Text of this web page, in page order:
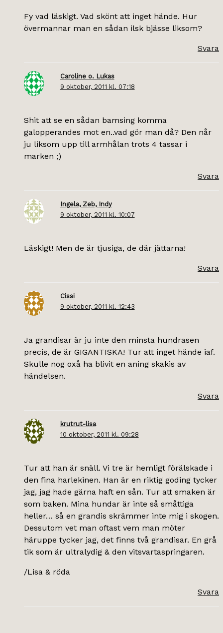
Fy vad läskigt. Vad skönt att inget hände. Hur
övermannar man en sådan ilsk bjässe liksom?
Svara
Caroline o. Lukas
9 oktober, 2011 kl. 07:18
Shit att se en sådan bamsing komma
galopperandes mot en..vad gör man då? Den når
ju liksom upp till armhålan trots 4 tassar i
marken ;)
Svara
Ingela, Zeb, Indy
9 oktober, 2011 kl. 10:07
Läskigt! Men de är tjusiga, de där jättarna!
Svara
Cissi
9 oktober, 2011 kl. 12:43
Ja grandisar är ju inte den minsta hundrasen
precis, de är GIGANTISKA! Tur att inget hände iaf.
Skulle nog oxå ha blivit en aning skakis av
händelsen.
Svara
krutrut-lisa
10 oktober, 2011 kl. 09:28
Tur att han är snäll. Vi tre är hemligt förälskade i
den fina harlekinen. Han är en riktig goding tycker
jag, jag hade gärna haft en sån. Tur att smaken är
som baken. Mina hundar är inte så småttiga
heller… så en grandis skrämmer inte mig i skogen.
Dessutom vet man oftast vem man möter
häruppe tycker jag, det finns två grandisar. En grå
tik som är ultralydig & den vitsvartaspringaren.
/Lisa & röda
Svara